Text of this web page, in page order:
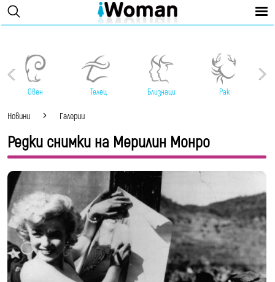
Овен Телец Близнаци Рак
Новини Галерии
Редки снимки на Мерилин Монро